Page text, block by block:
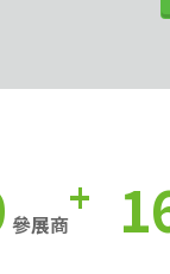
參展商+